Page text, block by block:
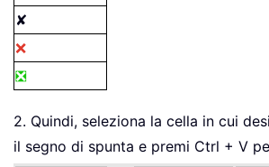
✘
❌
❎
2. Quindi, seleziona la cella in cui
il segno di spunta e premi Ctrl + V